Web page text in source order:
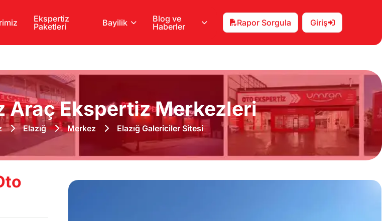
Ekspertiz
Paketleri
Bayilik
Blog ve
Haberler
Rapor Sorgula Giriş
Araç Ekspertiz Merkezleri
Elazığ Merkez Elazığ Galericiler Sitesi